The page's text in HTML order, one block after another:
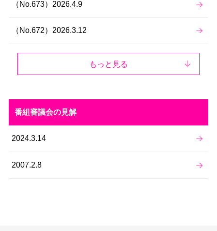
（No.673）2026.4.9
（No.672）2026.3.12
もっと見る
番組審議会の見解
2024.3.14
2007.2.8